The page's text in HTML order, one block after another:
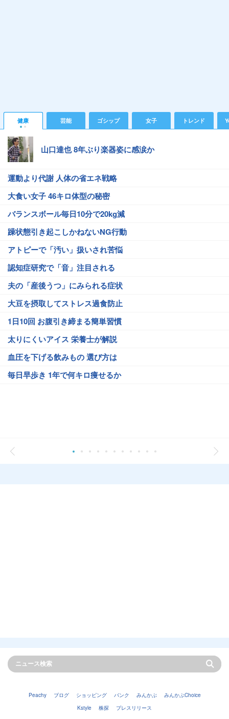
健康 芸能 ゴシップ 女子 トレンド
山口達也 8年ぶり楽器姿に感涙か
運動より代謝 人体の省エネ戦略
大食い女子 46キロ体型の秘密
バランスボール毎日10分で20kg減
躁状態引き起こしかねないNG行動
アトピーで「汚い」扱いされ苦悩
認知症研究で「音」注目される
夫の「産後うつ」にみられる症状
大豆を摂取してストレス過食防止
1日10回 お腹引き締まる簡単習慣
太りにくいアイス 栄養士が解説
血圧を下げる飲みもの 選び方は
毎日早歩き 1年で何キロ痩せるか
Peachy ブログ ショッピング バンク みんかぶ
みんかぶChoice
Kstyle
株探 プレスリリース